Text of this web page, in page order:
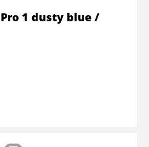
Pro 1 dusty blue /